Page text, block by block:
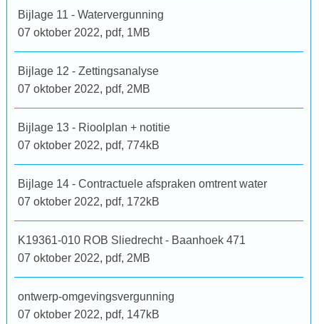
Bijlage 11 - Watervergunning
07 oktober 2022, pdf, 1MB
Bijlage 12 - Zettingsanalyse
07 oktober 2022, pdf, 2MB
Bijlage 13 - Rioolplan + notitie
07 oktober 2022, pdf, 774kB
Bijlage 14 - Contractuele afspraken omtrent water
07 oktober 2022, pdf, 172kB
K19361-010 ROB Sliedrecht - Baanhoek 471
07 oktober 2022, pdf, 2MB
ontwerp-omgevingsvergunning
07 oktober 2022, pdf, 147kB